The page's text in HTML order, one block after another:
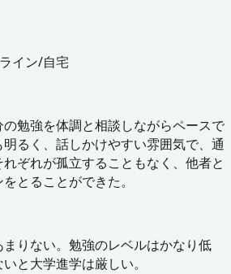
イン/自宅
勉強を体調と相談しながらペースで
るく、話しかけやすい雰囲気で、通
ぞれが孤立することもなく、他者と
とることができた。
りない。勉強のレベルはかなり低
と大学進学は厳しい。